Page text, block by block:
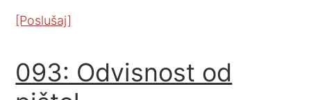
[Poslušaj]
093: Odvisnost od